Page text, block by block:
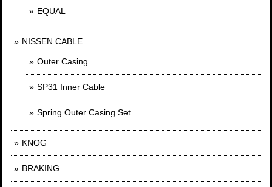
EQUAL
NISSEN CABLE
Outer Casing
SP31 Inner Cable
Spring Outer Casing Set
KNOG
BRAKING